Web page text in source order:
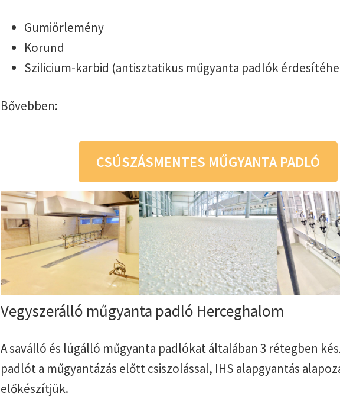
Gumiörlemény
Korund
Szilicium-karbid (antisztatikus műgyanta padlók
Bővebben:
CSÚSZÁSMENTES MŰGYANTA PADLÓ
Vegyszerálló műgyanta padló Herceghalom
A saválló és lúgálló műgyanta padlókat általában 3 rétegben
padlót a műgyantázás előtt csiszolással, IHS alapgyantás
előkészítjük.